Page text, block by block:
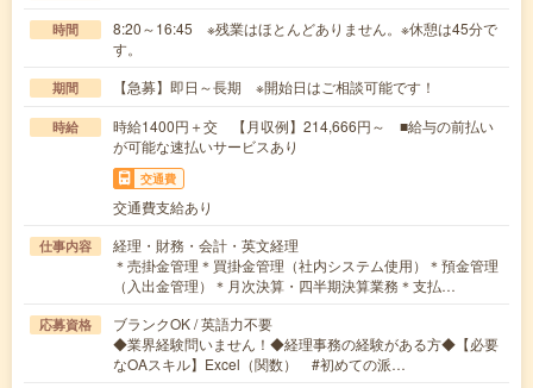
時間
8:20～16:45 ※残業はほとんどありません。※休憩は45分で
す。
期間 【急募】即日～長期 ※開始日はご相談可能です！
時給
時給1400円＋交 【月収例】214,666円～ ■給与の前払い
が可能な速払いサービスあり
交通費
交通費支給あり
仕事内容
経理・財務・会計・英文経理
＊売掛金管理＊買掛金管理（社内システム使用）＊預金管理
（入出金管理）＊月次決算・四半期決算業務＊支払…
応募資格
ブランクOK / 英語力不要
◆業界経験問いません！◆経理事務の経験がある方◆【必要
なOAスキル】Excel（関数） #初めての派…